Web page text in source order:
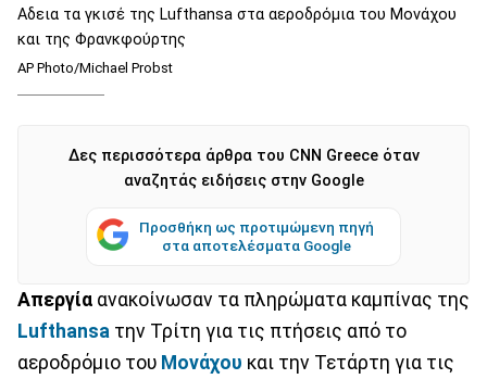
Αδεια τα γκισέ της Lufthansa στα αεροδρόμια του Μονάχου
και της Φρανκφούρτης
AP Photo/Michael Probst
Δες περισσότερα άρθρα του CNN Greece όταν
αναζητάς ειδήσεις στην Google
Προσθήκη ως προτιμώμενη πηγή
στα αποτελέσματα Google
Απεργία ανακοίνωσαν τα πληρώματα καμπίνας της
Lufthansa την Τρίτη για τις πτήσεις από το
αεροδρόμιο του Μονάχου και την Τετάρτη για τις